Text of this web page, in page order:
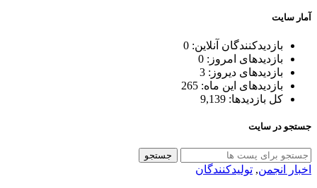
آمار سایت
بازدیدکنندگان آنلاین: 0
بازدیدهای امروز: 0
بازدیدهای دیروز: 3
بازدیدهای این ماه: 265
کل بازدیدها: 9,139
جستجو در سایت
جستجو
اخبار انجمن, تولیدکنندگان